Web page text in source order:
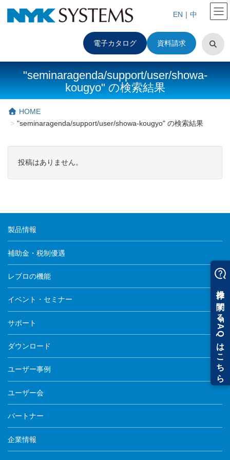
EN ｜ 中
電子カタログ 資料請求
"seminaragenda/support/user/showa-
kougyo" の検索結果
HOME
"seminaragenda/support/user/showa-kougyo" の検索結果
投稿はありません。
製品情報
補助金・税制優遇
レブロの機能
イベント・セミナー
サポート
ダウンロード
ユーザー事例
ユーザー会
パートナー
企業情報